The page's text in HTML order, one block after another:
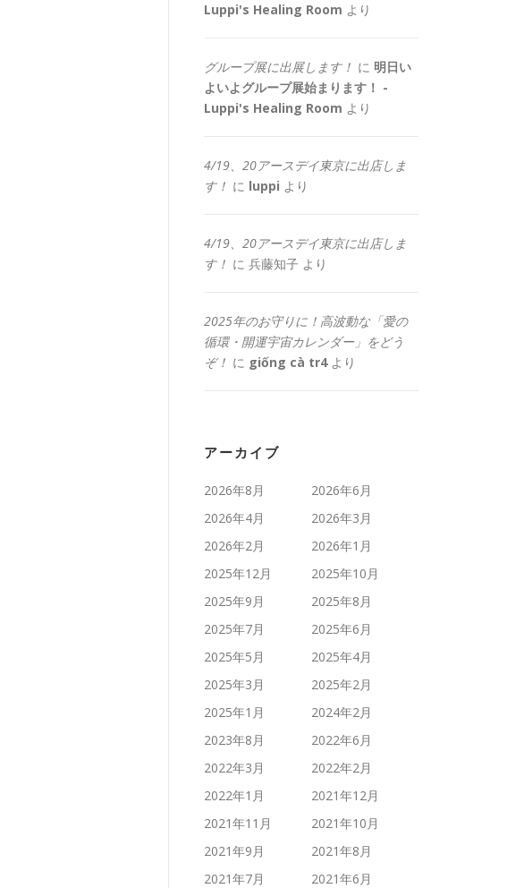
Luppi's Healing Room より
グループ展に出展します！ に 明日い
よいよグループ展始まります！ -
Luppi's Healing Room より
4/19、20アースデイ東京に出店しま
す！ に luppi より
4/19、20アースデイ東京に出店しま
す！ に 兵藤知子 より
2025年のお守りに！高波動な「愛の
循環・開運宇宙カレンダー」をどう
ぞ！ に giống cà tr4より
アーカイブ
2026年8月
2026年6月
2026年4月
2026年3月
2026年2月
2026年1月
2025年12月
2025年10月
2025年9月
2025年8月
2025年7月
2025年6月
2025年5月
2025年4月
2025年3月
2025年2月
2025年1月
2024年2月
2023年8月
2022年6月
2022年3月
2022年2月
2022年1月
2021年12月
2021年11月
2021年10月
2021年9月
2021年8月
2021年7月
2021年6月